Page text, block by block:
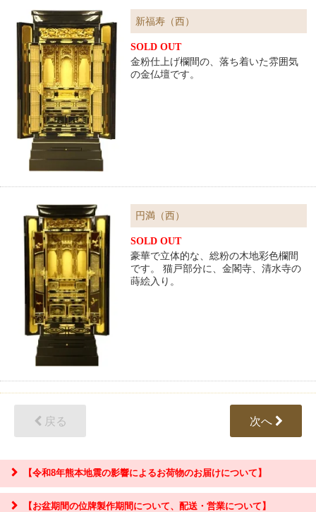
新福寿（西）
SOLD OUT
金粉仕上げ欄間の、落ち着いた雰囲気
の金仏壇です。
円満（西）
SOLD OUT
豪華で立体的な、総粉の木地彩色欄間
です。 猫戸部分に、金閣寺、清水寺の
蒔絵入り。
戻る 次へ
【令和8年熊本地震の影響によるお荷物のお届けについて】
【お盆期間の位牌製作期間について、配送・営業について】